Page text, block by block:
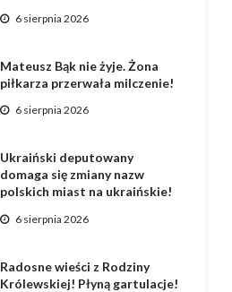
6 sierpnia 2026
Mateusz Bąk nie żyje. Żona
piłkarza przerwała milczenie!
6 sierpnia 2026
Ukraiński deputowany
domaga się zmiany nazw
polskich miast na ukraińskie!
6 sierpnia 2026
Radosne wieści z Rodziny
Królewskiej! Płyną gartulacje!